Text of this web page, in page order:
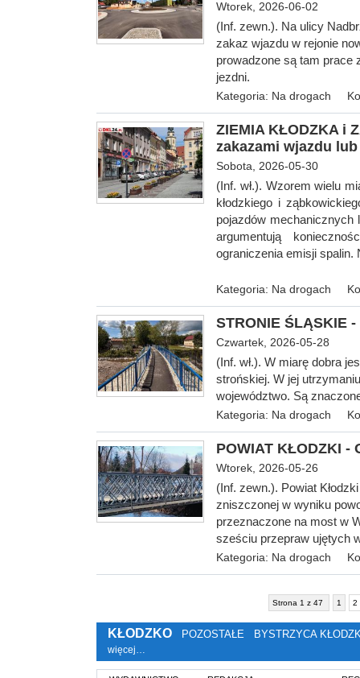
Wtorek, 2026-06-02
(Inf. zewn.). Na ulicy
zakaz wjazdu w rejonie
prowadzone są tam prace
jezdni.
Kategoria: Na drogach
ZIEMIA KŁODZKA i
zakazami wjazdu
Sobota, 2026-05-30
(Inf. wł.). Wzorem wielu
kłodzkiego i
pojazdów mechanicznych
argumentują
ograniczenia emisji spalin.
Kategoria: Na drogach
STRONIE ŚLĄSKIE
Czwartek, 2026-05-28
(Inf. wł.). W miarę dobra
strońskiej. W jej
województwo. Są
Kategoria: Na drogach
POWIAT KŁODZKI
Wtorek, 2026-05-26
(Inf. zewn.). Powiat
zniszczonej w wyniku
przeznaczone na most w
sześciu przepraw ujętych
Kategoria: Na drogach
Strona 1 z 47 1 2
KŁODZKO POZOSTAŁE BYSTRZYCA
więcej…